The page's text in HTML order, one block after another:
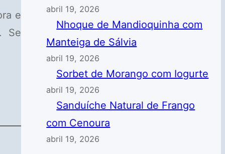
e
Se
abril 19, 2026
Nhoque de Mandioquinha com
Manteiga de Sálvia
abril 19, 2026
Sorbet de Morango com Iogurte
abril 19, 2026
Sanduíche Natural de Frango
com Cenoura
abril 19, 2026